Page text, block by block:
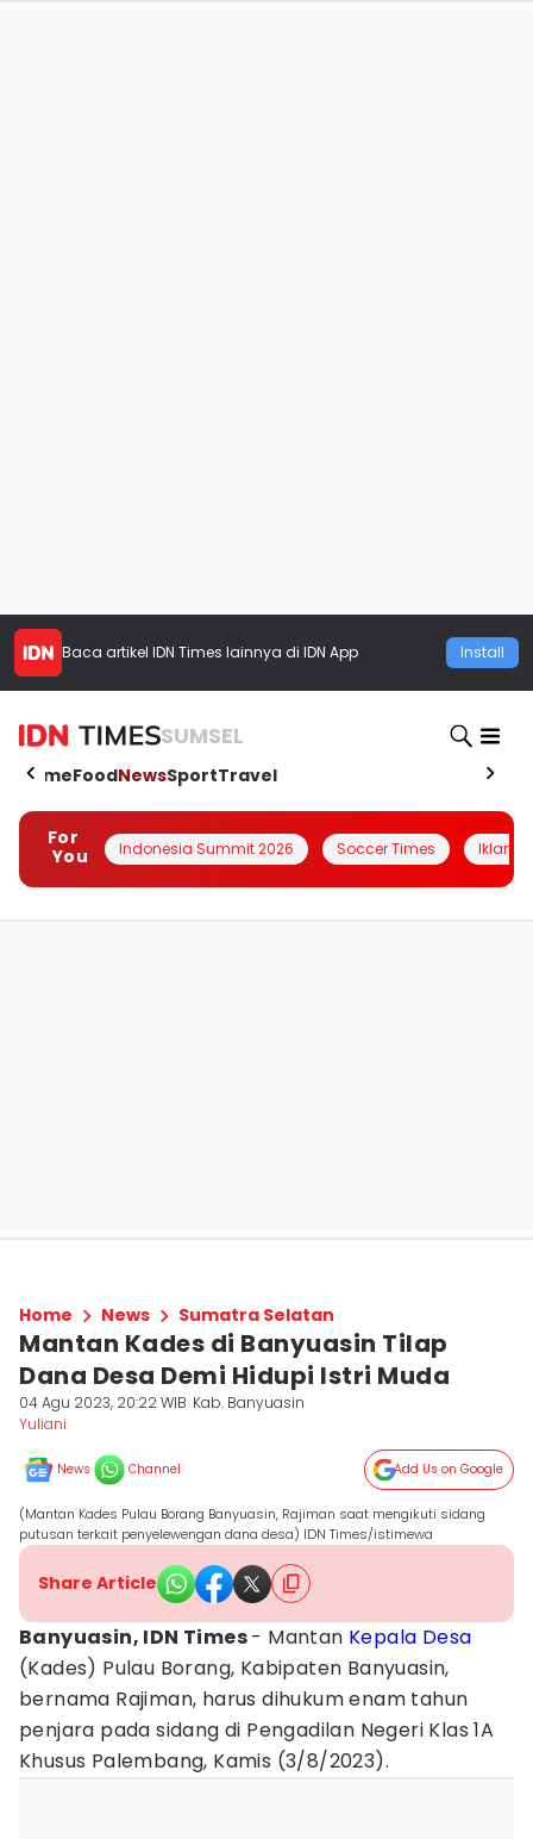
Baca artikel IDN Times lainnya di IDN App Install
SUMSEL
HomeFoodNewsSportTravel
For
You
Indonesia Summit 2026 Soccer Times Iklanin
Home News Sumatra Selatan
Mantan Kades di Banyuasin Tilap
Dana Desa Demi Hidupi Istri Muda
04 Agu 2023, 20:22 WIB Kab. Banyuasin
Yuliani
News Channel Add Us on Google
(Mantan Kades Pulau Borang Banyuasin, Rajiman saat mengikuti sidang
putusan terkait penyelewengan dana desa) IDN Times/istimewa
Share Article
Banyuasin, IDN Times- Mantan Kepala Desa
(Kades) Pulau Borang, Kabipaten Banyuasin,
bernama Rajiman, harus dihukum enam tahun
penjara pada sidang di Pengadilan Negeri Klas 1A
Khusus Palembang, Kamis (3/8/2023).